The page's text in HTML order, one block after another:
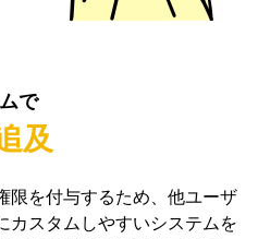
で
及
限を付与するため、他ユーザ
カスタムしやすいシステムを